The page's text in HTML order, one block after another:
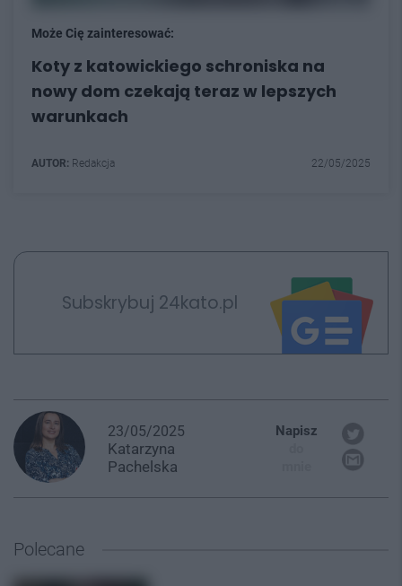
Może Cię zainteresować:
Koty z katowickiego schroniska na
nowy dom czekają teraz w lepszych
warunkach
AUTOR: Redakcja 22/05/2025
Subskrybuj 24kato.pl
23/05/2025
Katarzyna
Pachelska
Napisz
Polecane